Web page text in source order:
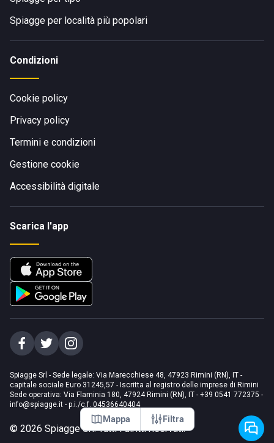
Mappa Filtra
Spiagge per località più popolari
Condizioni
Cookie policy
Privacy policy
Termini e condizioni
Gestione cookie
Accessibilità digitale
Scarica l'app
Spiagge Srl - Sede legale: Via Marecchiese 48, 47923 Rimini (RN), IT -
capitale sociale Euro 31245,57 - Iscritta al registro delle imprese di Rimini
Sede operativa: Via Flaminia 180, 47924 Rimini (RN), IT - +39 0541 772375 -
info@spiagge.it - p.i./c.f. 04536640404
© 2026 Spiagge Srl. Tutti i diritti riservati.